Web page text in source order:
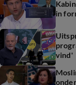
in
vind'